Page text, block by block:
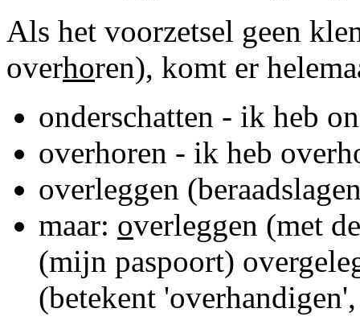
Als het voorzetsel geen
overhoren), komt er
onderschatten - ik heb
overhoren - ik heb
overleggen
maar: overleggen (met
(mijn paspoort)
(betekent